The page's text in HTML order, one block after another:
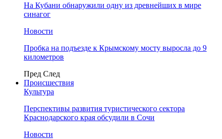
На Кубани обнаружили одну из древнейших в мире
синагог
Новости
Пробка на подъезде к Крымскому мосту выросла до 9
километров
Пред След
Происшествия
Культура
Перспективы развития туристического сектора
Краснодарского края обсудили в Сочи
Новости